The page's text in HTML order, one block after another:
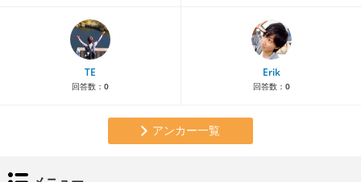
TE
回答数： 0
Erik
回答数： 0
アンカー一覧